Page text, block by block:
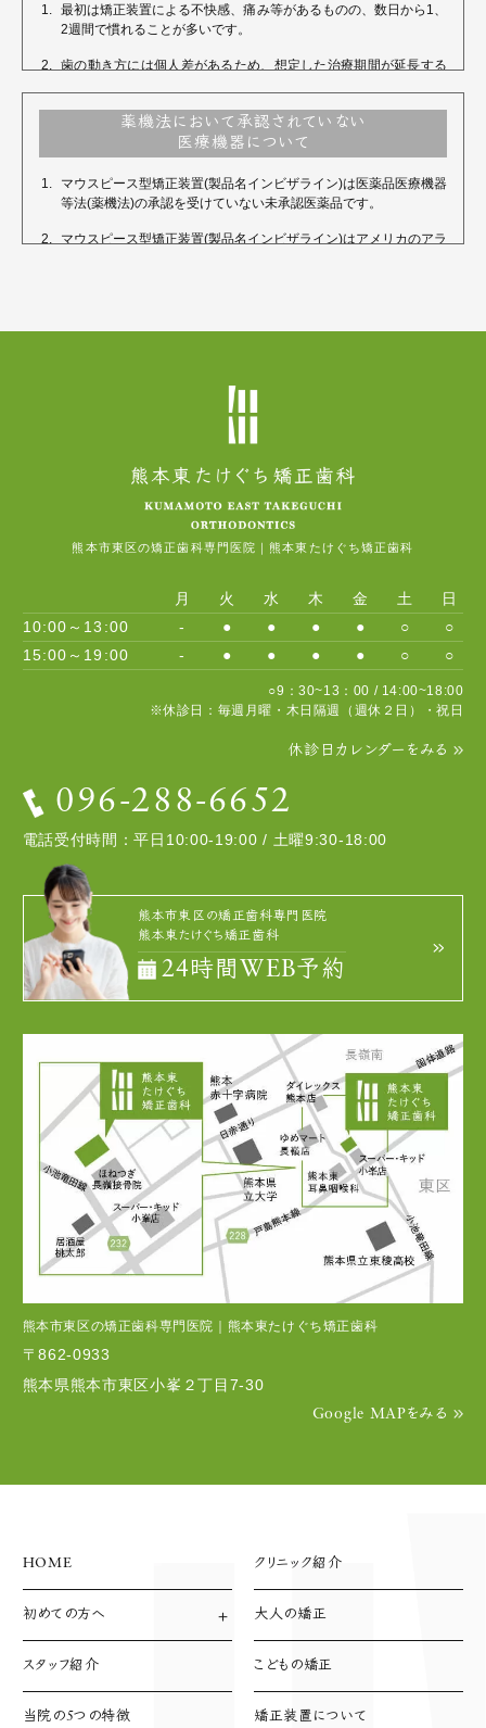
最初は矯正装置による不快感、痛み等があるものの、数日から1、
2週間で慣れることが多いです。
歯の動き方には個人差があるため、想定した治療期間が延長する
装置の使用状況、顎間ゴムの使用状況、定期的な通院等、矯正治
療は患者さんの努力が必要となります。それらが治療結果や治療
期間に影響します。
治療中は、装置が付くため歯が磨きにくくなります。むし歯や歯
周病のリスクが高まるため、丁寧なブラッシングや、定期的なメ
ンテナンスが重要になります。また、歯が動くと隠れていたむし
矯正治療中に金属等のアレルギー症状が出ることがあります。
矯正治療中に「顎関節で音が鳴る、あごが痛い、口が開けにく
様々な問題による影響で、当初予定した治療計画を変更する可能
性があります。
矯正装置を誤飲する可能性があります。
装置を外す際、エナメル質に微小な亀裂が入る可能性や、かぶせ
物（補綴物）の一部が破損する可能性があります。
装置を外した後、保定装置を指示通り使用しないと後戻りの生じ
のかぶせ物（補綴物）やむし歯の治療（修復物）などをやりなお
す可能性があります。
あごの成長発育により咬み合わせや歯並びが変化する可能性があ
治療後に親知らずが生え、凸凹が生じる可能性があります。加齢
や歯周病等により歯を支えている骨がやせると咬み合わせや歯並
びが変化することがあります。その場合、再治療等が必要になる
ことがあります。
矯正歯科治療は、一度始めると元の状態に戻すことは難しくなり
薬機法において承認されていない
医療機器について
マウスピース型矯正装置(製品名インビザライン)は医薬品医療機器
等法(薬機法)の承認を受けていない未承認医薬品です。
マウスピース型矯正装置(製品名インビザライン)はアメリカのアラ
法)の承認を受けているものは複数存在します。
FDA(米国食品医薬品局)により医療機器として認証を受けていま
マウスピース型矯正装置(製品名インビザライン)は完成物薬機法対
象外の矯正歯科装置であり、承認薬品を対象とする医薬品副作用
被害救済制度の対象外となる場合があります。
熊本市東区の矯正歯科専門医院｜熊本東たけぐち矯正歯科
月 火 水 木 金 土
日
10:00～13:00
- ● ● ● ● ○
○
15:00～19:00
- ● ● ● ● ○ ○
○9：30~13：00 / 14:00~18:00
※休診日：毎週月曜・木日隔週（週休２日）・祝日
休診日カレンダーをみる
096-288-6652
電話受付時間：平日10:00-19:00 / 土曜9:30-18:00
熊本市東区の矯正歯科専門医院
熊本東たけぐち矯正歯科
24時間WEB予約
熊本市東区の矯正歯科専門医院｜熊本東たけぐち矯正歯科
〒862-0933
熊本県熊本市東区小峯２丁目7-30
Google MAPをみる
HOME
初めての方へ
診療方針
診療の流れ
スタッフ紹介
当院の5つの特徴
クリニック紹介
大人の矯正
こどもの矯正
矯正装置について